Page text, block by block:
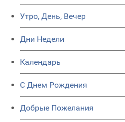
Утро, День, Вечер
Дни Недели
Календарь
C Днем Рождения
Добрые Пожелания